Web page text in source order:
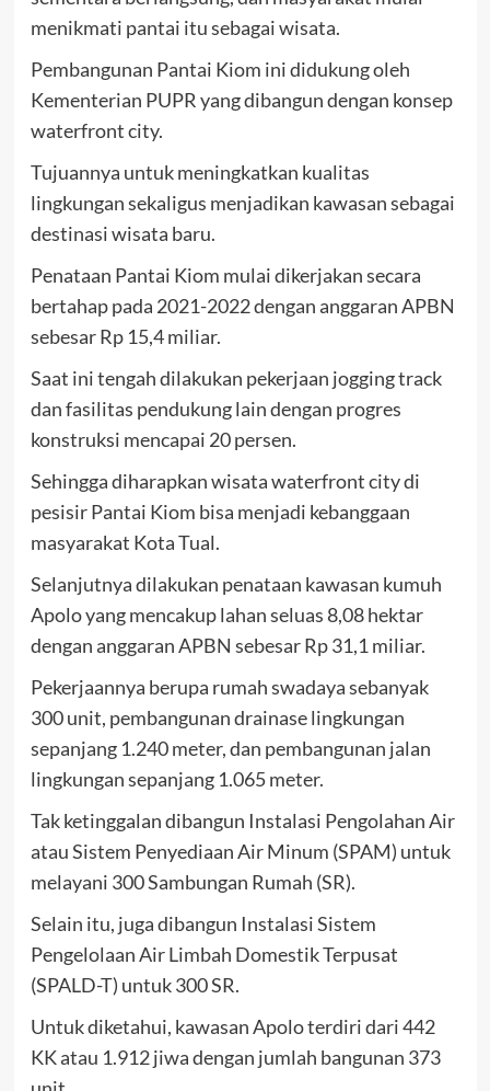
menikmati pantai itu sebagai wisata.
Pembangunan Pantai Kiom ini didukung oleh
Kementerian PUPR yang dibangun dengan konsep
waterfront city.
Tujuannya untuk meningkatkan kualitas
lingkungan sekaligus menjadikan kawasan sebagai
destinasi wisata baru.
Penataan Pantai Kiom mulai dikerjakan secara
bertahap pada 2021-2022 dengan anggaran APBN
sebesar Rp 15,4 miliar.
Saat ini tengah dilakukan pekerjaan jogging track
dan fasilitas pendukung lain dengan progres
konstruksi mencapai 20 persen.
Sehingga diharapkan wisata waterfront city di
pesisir Pantai Kiom bisa menjadi kebanggaan
masyarakat Kota Tual.
Selanjutnya dilakukan penataan kawasan kumuh
Apolo yang mencakup lahan seluas 8,08 hektar
dengan anggaran APBN sebesar Rp 31,1 miliar.
Pekerjaannya berupa rumah swadaya sebanyak
300 unit, pembangunan drainase lingkungan
sepanjang 1.240 meter, dan pembangunan jalan
lingkungan sepanjang 1.065 meter.
Tak ketinggalan dibangun Instalasi Pengolahan Air
atau Sistem Penyediaan Air Minum (SPAM) untuk
melayani 300 Sambungan Rumah (SR).
Selain itu, juga dibangun Instalasi Sistem
Pengelolaan Air Limbah Domestik Terpusat
(SPALD-T) untuk 300 SR.
Untuk diketahui, kawasan Apolo terdiri dari 442
KK atau 1.912 jiwa dengan jumlah bangunan 373